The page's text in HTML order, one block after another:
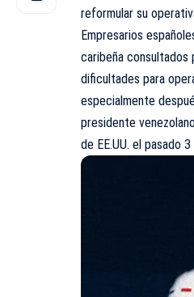
reformular su
Empresarios
caribeña consultados
dificultades para
especialmente
presidente
de EE.UU. el pasado